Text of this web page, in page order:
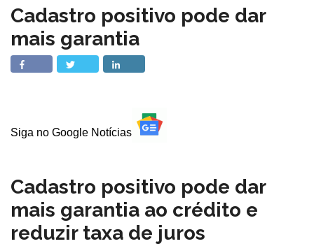
Cadastro positivo pode dar
mais garantia
Siga no Google Notícias
Cadastro positivo pode dar
mais garantia ao crédito e
reduzir taxa de juros